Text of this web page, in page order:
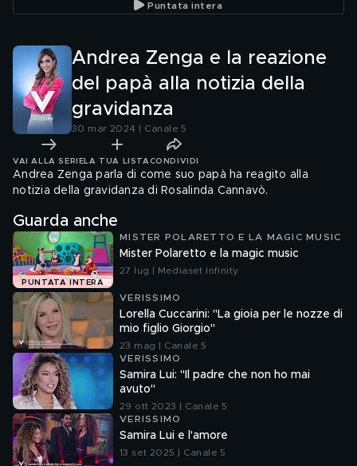
Puntata intera
Andrea Zenga e la reazione
del papà alla notizia della
gravidanza
30 mar 2024 | Canale 5
VAI ALLA SERIE LA TUA LISTA CONDIVIDI
Andrea Zenga parla di come suo papà ha reagito alla
notizia della gravidanza di Rosalinda Cannavò.
Guarda anche
PUNTATA INTERA
MISTER POLARETTO E LA MAGIC MUSIC
Mister Polaretto e la magic music
27 lug | Mediaset Infinity
VERISSIMO
Lorella Cuccarini: "La gioia per le nozze di
mio figlio Giorgio"
23 mag | Canale 5
VERISSIMO
Samira Lui: "Il padre che non ho mai
avuto"
29 ott 2023 | Canale 5
VERISSIMO
Samira Lui e l'amore
13 set 2025 | Canale 5